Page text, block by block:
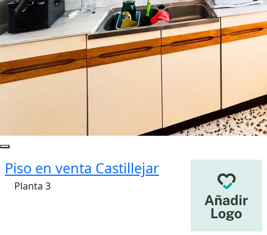
Piso en venta Castillejar
Planta 3